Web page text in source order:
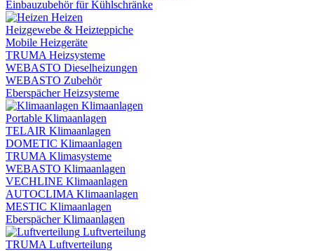
Einbauzubehör für Kühlschränke
Heizen
Heizgewebe & Heizteppiche
Mobile Heizgeräte
TRUMA Heizsysteme
WEBASTO Dieselheizungen
WEBASTO Zubehör
Eberspächer Heizsysteme
Klimaanlagen
Portable Klimaanlagen
TELAIR Klimaanlagen
DOMETIC Klimaanlagen
TRUMA Klimasysteme
WEBASTO Klimaanlagen
VECHLINE Klimaanlagen
AUTOCLIMA Klimaanlagen
MESTIC Klimaanlagen
Eberspächer Klimaanlagen
Luftverteilung
TRUMA Luftverteilung